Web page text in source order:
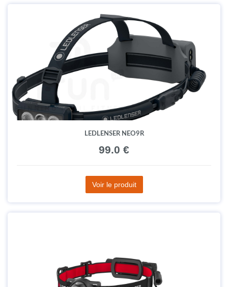
LEDLENSER NEO9R
99.0 €
Voir le produit